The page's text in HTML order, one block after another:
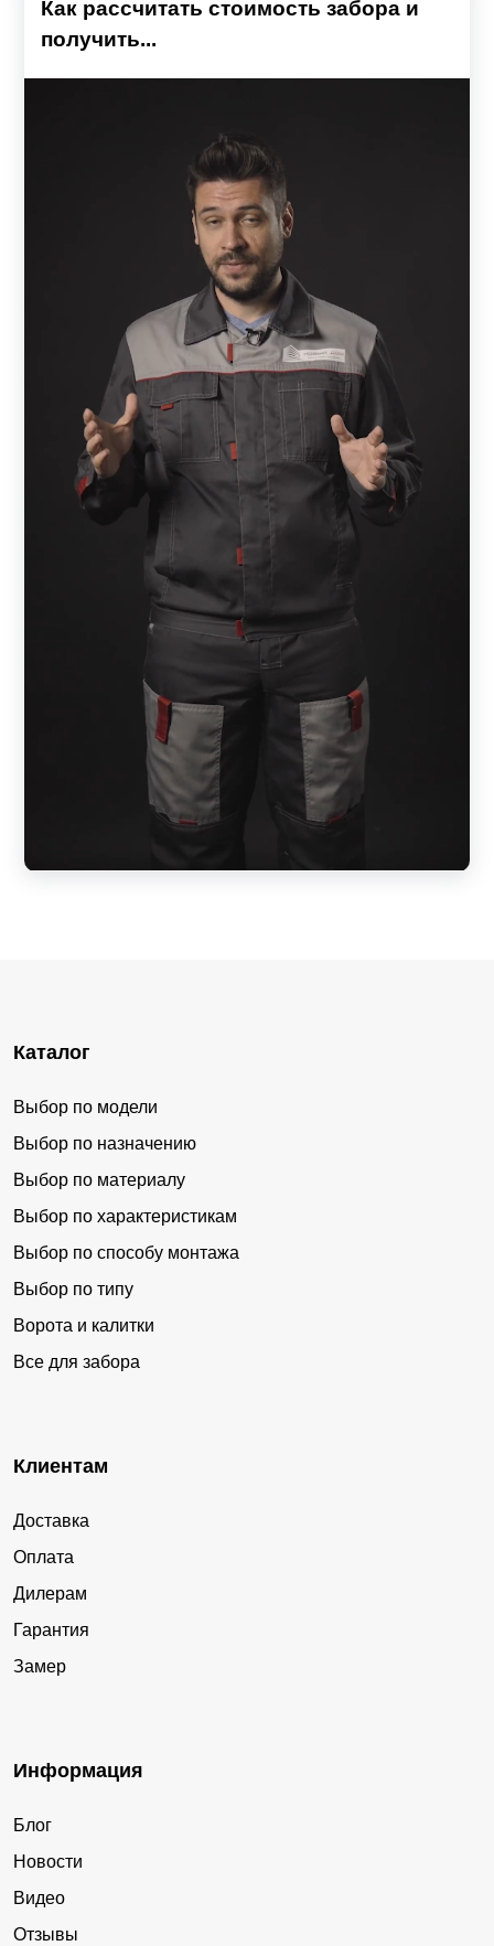
Как рассчитать стоимость забора и
получить...
Каталог
Выбор по модели
Выбор по назначению
Выбор по материалу
Выбор по характеристикам
Выбор по способу монтажа
Выбор по типу
Ворота и калитки
Все для забора
Клиентам
Доставка
Оплата
Дилерам
Гарантия
Замер
Информация
Блог
Новости
Видео
Отзывы